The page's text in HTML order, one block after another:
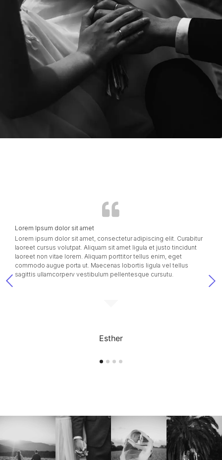
Esther
Lorem Ipsum dolor sit amet
Lorem ipsum dolor sit amet, consectetur adipiscing elit. Curabitur
laoreet cursus volutpat. Aliquam sit amet ligula et justo tincidunt
laoreet non vitae lorem. Aliquam porttitor tellus enim, eget
commodo augue porta ut. Maecenas lobortis ligula vel tellus
sagittis ullamcorperv vestibulum pellentesque cursutu.